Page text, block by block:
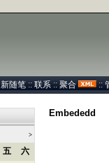
新随笔 :: 联系 :: 聚合 ::
>
五 六
Embededd